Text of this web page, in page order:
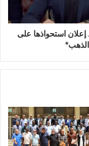
إعلان استحواذها على